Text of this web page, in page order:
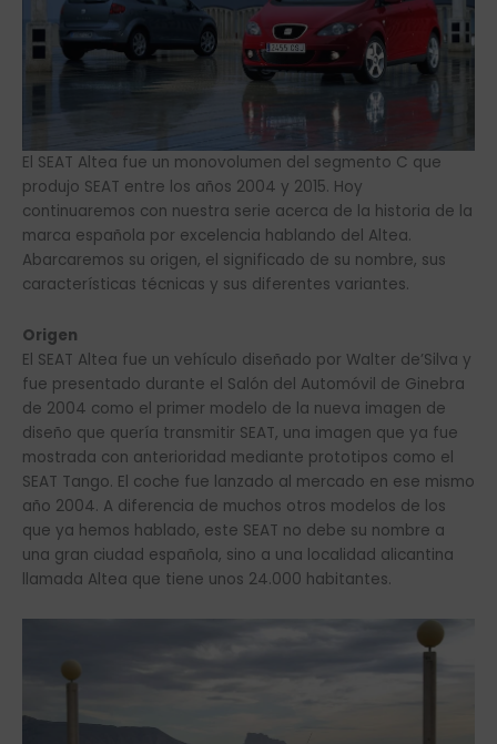
El SEAT Altea fue un monovolumen del segmento C que
produjo SEAT entre los años 2004 y 2015. Hoy
continuaremos con nuestra serie acerca de la historia de la
marca española por excelencia hablando del Altea.
Abarcaremos su origen, el significado de su nombre, sus
características técnicas y sus diferentes variantes.
Origen
El SEAT Altea fue un vehículo diseñado por Walter de’Silva y
fue presentado durante el Salón del Automóvil de Ginebra
de 2004 como el primer modelo de la nueva imagen de
diseño que quería transmitir SEAT, una imagen que ya fue
mostrada con anterioridad mediante prototipos como el
SEAT Tango. El coche fue lanzado al mercado en ese mismo
año 2004. A diferencia de muchos otros modelos de los
que ya hemos hablado, este SEAT no debe su nombre a
una gran ciudad española, sino a una localidad alicantina
llamada Altea que tiene unos 24.000 habitantes.